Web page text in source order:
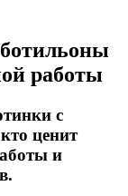
работы
с
ценит
и